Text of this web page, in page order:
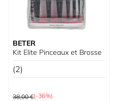
BETER
Kit Elite Pinceaux et Brosse
(2)
Prix normal
38,00 €(-36%)